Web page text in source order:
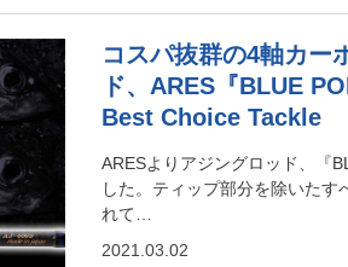
コスパ抜群の4軸カー
ド、ARES『BLUE
Best Choice Tackle
ARESよりアジングロッド、『
した。ティップ部分を除いたす
れて…
2021.03.02